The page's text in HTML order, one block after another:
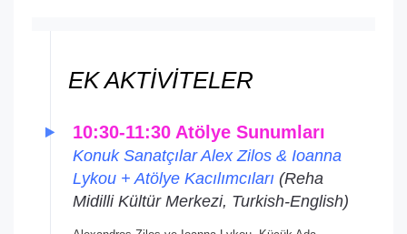
EK AKTİVİTELER
10:30-11:30 Atölye Sunumları
Konuk Sanatçılar Alex Zilos & Ioanna
Lykou + Atölye Kacılımcıları (Reha
Midilli Kültür Merkezi, Turkish-English)